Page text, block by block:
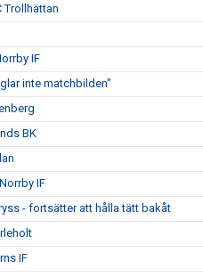
Trollhättan
IF
inte matchbilden"
BK
IF
- fortsätter att hålla tätt bakåt
IF